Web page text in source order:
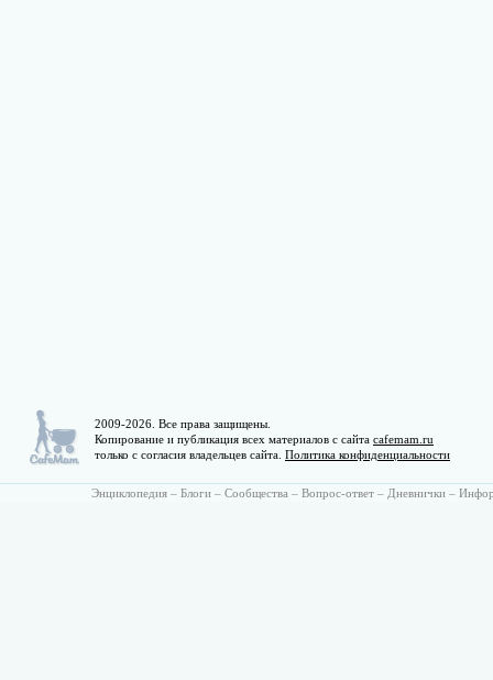
2009-2026. Все права защищены.
Копирование и публикация всех материалов с сайта cafemam.ru
только с согласия владельцев сайта. Политика конфиденциальности
Энциклопедия – Блоги – Сообщества – Вопрос-ответ – Дневнички –